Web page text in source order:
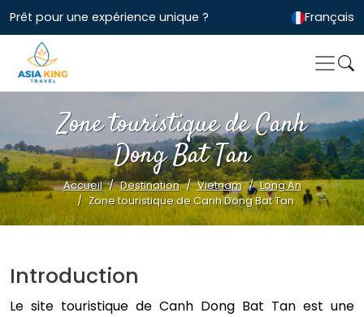
Prêt pour une expérience unique ? Français
Zone touristique de Canh
Dong Bat Tan
Accueil Destination Vietnam
Long An
Zone touristique de Canh Dong Bat Tan
Introduction
Le site touristique de Canh Dong Bat Tan est une